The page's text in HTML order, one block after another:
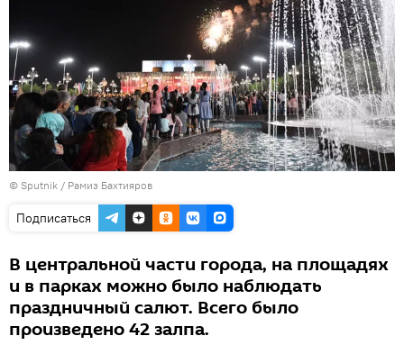
© Sputnik / Рамиз Бахтияров
Подписаться
В центральной части города, на площадях
и в парках можно было наблюдать
праздничный салют. Всего было
произведено 42 залпа.